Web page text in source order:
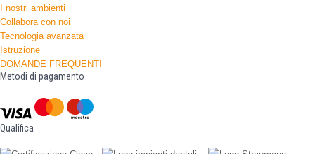
I nostri ambienti
Collabora con noi
Tecnologia avanzata
Istruzione
DOMANDE FREQUENTI
Metodi di pagamento
Qualifica